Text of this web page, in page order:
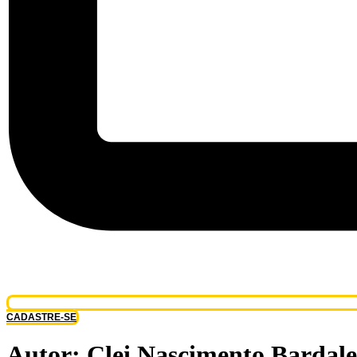
CADASTRE-SE